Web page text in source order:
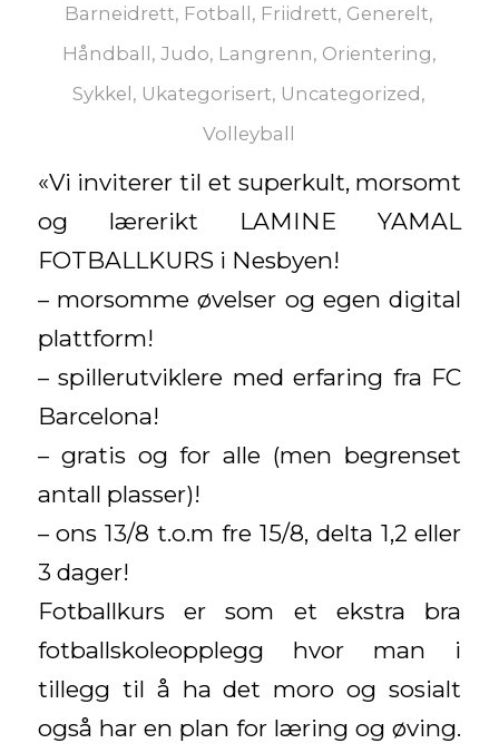
Barneidrett, Fotball, Friidrett, Generelt,
Håndball, Judo, Langrenn, Orientering,
Sykkel, Ukategorisert, Uncategorized,
Volleyball
«Vi inviterer til et superkult, morsomt
og lærerikt LAMINE YAMAL
FOTBALLKURS i Nesbyen!
– morsomme øvelser og egen digital
plattform!
– spillerutviklere med erfaring fra FC
Barcelona!
– gratis og for alle (men begrenset
antall plasser)!
– ons 13/8 t.o.m fre 15/8, delta 1,2 eller
3 dager!
Fotballkurs er som et ekstra bra
fotballskoleopplegg hvor man i
tillegg til å ha det moro og sosialt
også har en plan for læring og øving.